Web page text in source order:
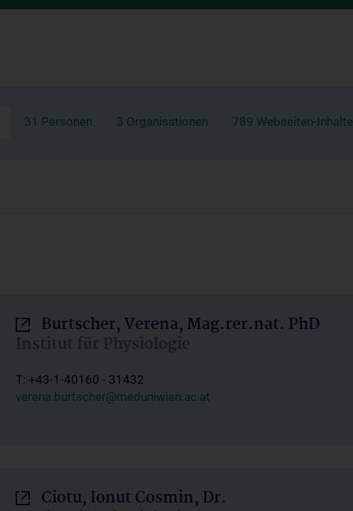
31 Personen 3 Organisationen 789 Webseiten-Inhalte
Burtscher, Verena, Mag.rer.nat. PhD
Institut für Physiologie
T: +43-1-40160 - 31432
verena.burtscher@meduniwien.ac.at
Ciotu, Ionut Cosmin, Dr.